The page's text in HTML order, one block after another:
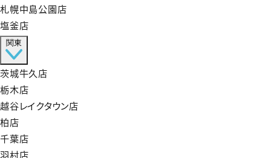
札幌中島公園店
塩釜店
関東
茨城牛久店
栃木店
越谷レイクタウン店
柏店
千葉店
羽村店